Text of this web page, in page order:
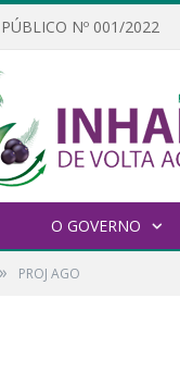
Nº 001/2022
O GOVERNO
» PROJ AGO